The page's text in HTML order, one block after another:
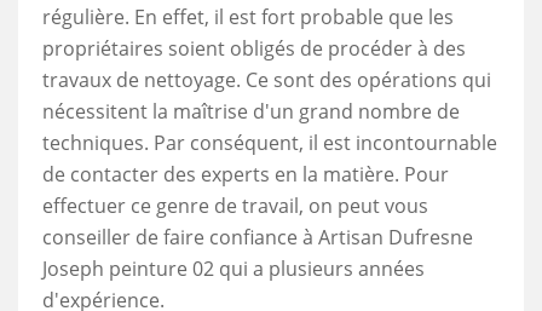
régulière. En effet, il est fort probable que les
propriétaires soient obligés de procéder à des
travaux de nettoyage. Ce sont des opérations qui
nécessitent la maîtrise d'un grand nombre de
techniques. Par conséquent, il est incontournable
de contacter des experts en la matière. Pour
effectuer ce genre de travail, on peut vous
conseiller de faire confiance à Artisan Dufresne
Joseph peinture 02 qui a plusieurs années
d'expérience.